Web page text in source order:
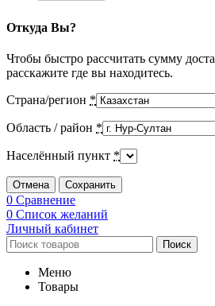
Откуда Вы?
Чтобы быстро рассчитать сумму
расскажите где вы находитесь.
Страна/регион *
Область / район *
Населённый пункт *
Отмена Сохранить
0 Сравнение
0 Список желаний
Личный кабинет
Поиск
Меню
Товары